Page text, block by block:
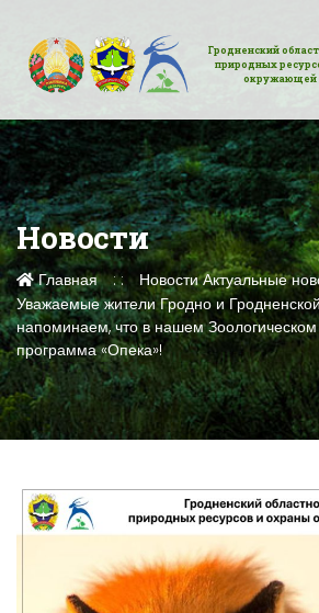
Гродненский
природных
окружающей
Новости
Главная Новости Актуальные
Уважаемые жители Гродно и
напоминаем, что в нашем Зоологическом
программа «Опека»!